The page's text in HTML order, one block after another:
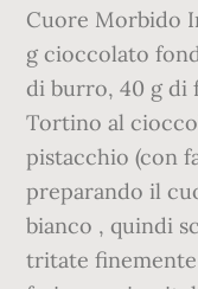
Cuore Morbido
g cioccolato
di burro, 40 g di
Tortino al
pistacchio (con
preparando il
bianco , quindi
tritate